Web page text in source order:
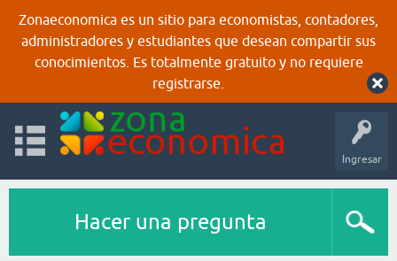
Zonaeconomica es un sitio para economistas, contadores,
administradores y estudiantes que desean compartir sus
conocimientos. Es totalmente gratuito y no requiere
registrarse.
Ingresar
Hacer una pregunta